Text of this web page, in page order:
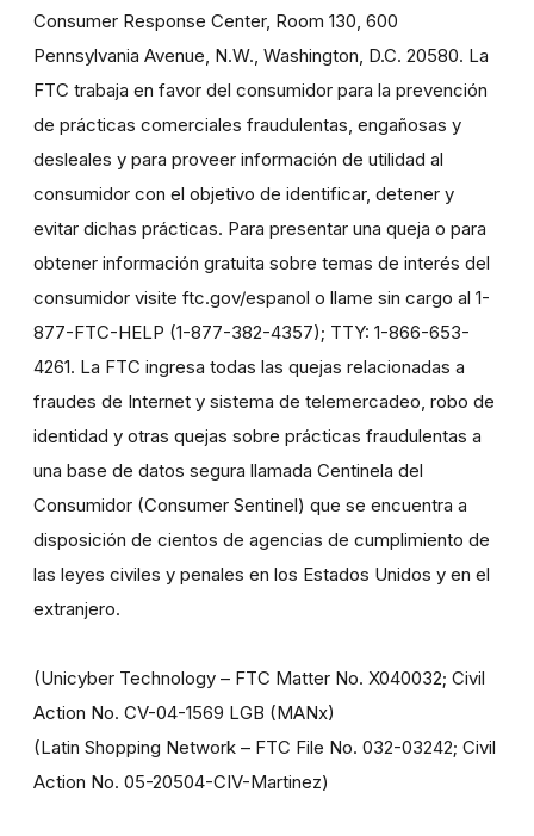
Consumer Response Center, Room 130, 600
Pennsylvania Avenue, N.W., Washington, D.C. 20580. La
FTC trabaja en favor del consumidor para la prevención
de prácticas comerciales fraudulentas, engañosas y
desleales y para proveer información de utilidad al
consumidor con el objetivo de identificar, detener y
evitar dichas prácticas. Para presentar una queja o para
obtener información gratuita sobre temas de interés del
consumidor visite ftc.gov/espanol o llame sin cargo al 1-
877-FTC-HELP (1-877-382-4357); TTY: 1-866-653-
4261. La FTC ingresa todas las quejas relacionadas a
fraudes de Internet y sistema de telemercadeo, robo de
identidad y otras quejas sobre prácticas fraudulentas a
una base de datos segura llamada Centinela del
Consumidor (Consumer Sentinel) que se encuentra a
disposición de cientos de agencias de cumplimiento de
las leyes civiles y penales en los Estados Unidos y en el
extranjero.
(Unicyber Technology – FTC Matter No. X040032; Civil
Action No. CV-04-1569 LGB (MANx)
(Latin Shopping Network – FTC File No. 032-03242; Civil
Action No. 05-20504-CIV-Martinez)